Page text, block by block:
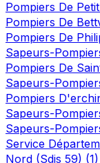
Pompiers De
Pompiers De
Pompiers De
Sapeurs-
Pompiers De
Sapeurs-
Pompiers
Sapeurs-
Sapeurs-
Service
Nord (Sdis 59) (1)